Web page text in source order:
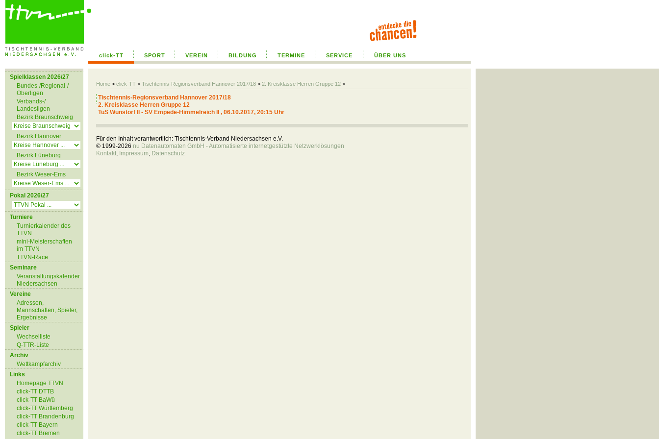
click-TT SPORT VEREIN BILDUNG TERMINE SERVICE ÜBER UNS
Home > click-TT > Tischtennis-Regionsverband Hannover 2017/18 > 2. Kreisklasse Herren Gruppe 12 >
Spielklassen 2026/27
Bundes-/Regional-/
Oberligen
Verbands-/
Landesligen
Bezirk Braunschweig
Bezirk Hannover
Bezirk Lüneburg
Bezirk Weser-Ems
Pokal 2026/27
Turniere
Turnierkalender des
TTVN
mini-Meisterschaften
im TTVN
TTVN-Race
Seminare
Veranstaltungskalender
Niedersachsen
Vereine
Adressen,
Mannschaften, Spieler,
Ergebnisse
Spieler
Wechselliste
Q-TTR-Liste
Archiv
Wettkampfarchiv
Links
Homepage TTVN
click-TT DTTB
click-TT BaWü
click-TT Württemberg
click-TT Brandenburg
click-TT Bayern
click-TT Bremen
Tischtennis-Regionsverband Hannover 2017/18
2. Kreisklasse Herren Gruppe 12
TuS Wunstorf II - SV Empede-Himmelreich II , 06.10.2017, 20:15 Uhr
Für den Inhalt verantwortlich: Tischtennis-Verband Niedersachsen e.V.
© 1999-2026 nu Datenautomaten GmbH - Automatisierte internetgestützte Netzwerklösungen
Kontakt, Impressum, Datenschutz